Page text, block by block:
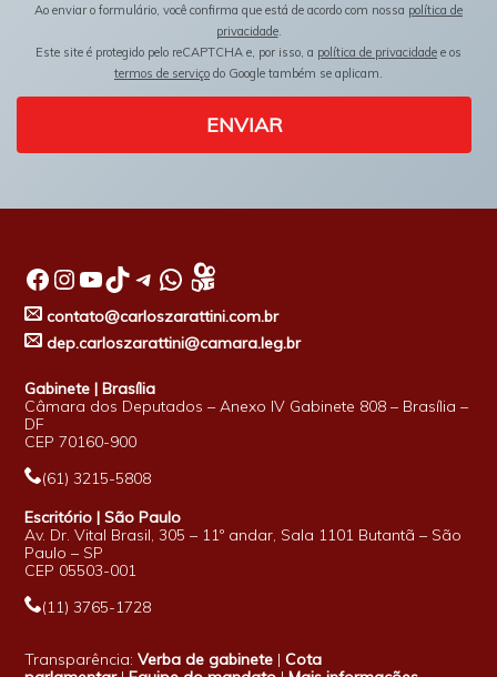
Ao enviar o formulário, você confirma que está de acordo com nossa política de
privacidade.
Este site é protegido pelo reCAPTCHA e, por isso, a política de privacidade e os
termos de serviço do Google também se aplicam.
ENVIAR
Facebook InstagramYoutube TikTok Telegram WhatsApp
contato@carloszarattini.com.br
dep.carloszarattini@camara.leg.br
Gabinete | Brasília
Câmara dos Deputados – Anexo IV Gabinete 808 – Brasília –
DF
CEP 70160-900
(61) 3215-5808
Escritório | São Paulo
Av. Dr. Vital Brasil, 305 – 11º andar, Sala 1101 Butantã – São
Paulo – SP
CEP 05503-001
(11) 3765-1728
Transparência:Verba de gabinete |Cota